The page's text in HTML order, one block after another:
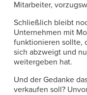
Mitarbeiter,
Schließlich bleibt
Unternehmen mit
funktionieren sollte,
sich abzweigt und
weitergeben hat.
Und der Gedanke
verkaufen soll?